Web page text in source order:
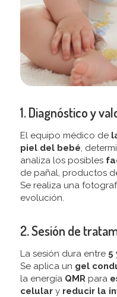
1. Diagnóstico y
El equipo médico de
piel del bebé ,
analiza los posibles
de pañal, productos
Se realiza una
evolución.
2. Sesión de
La sesión dura entre 5
Se aplica un gel
la energía QMR para
celulary reducir la